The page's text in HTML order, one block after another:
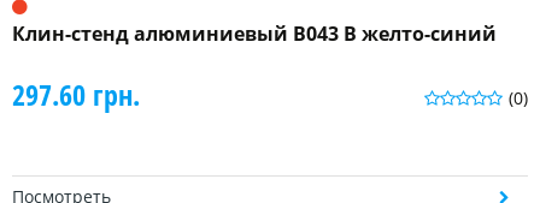
Клин-стенд алюминиевый B043 B желто-синий
(0)
297.60 грн.
Посмотреть